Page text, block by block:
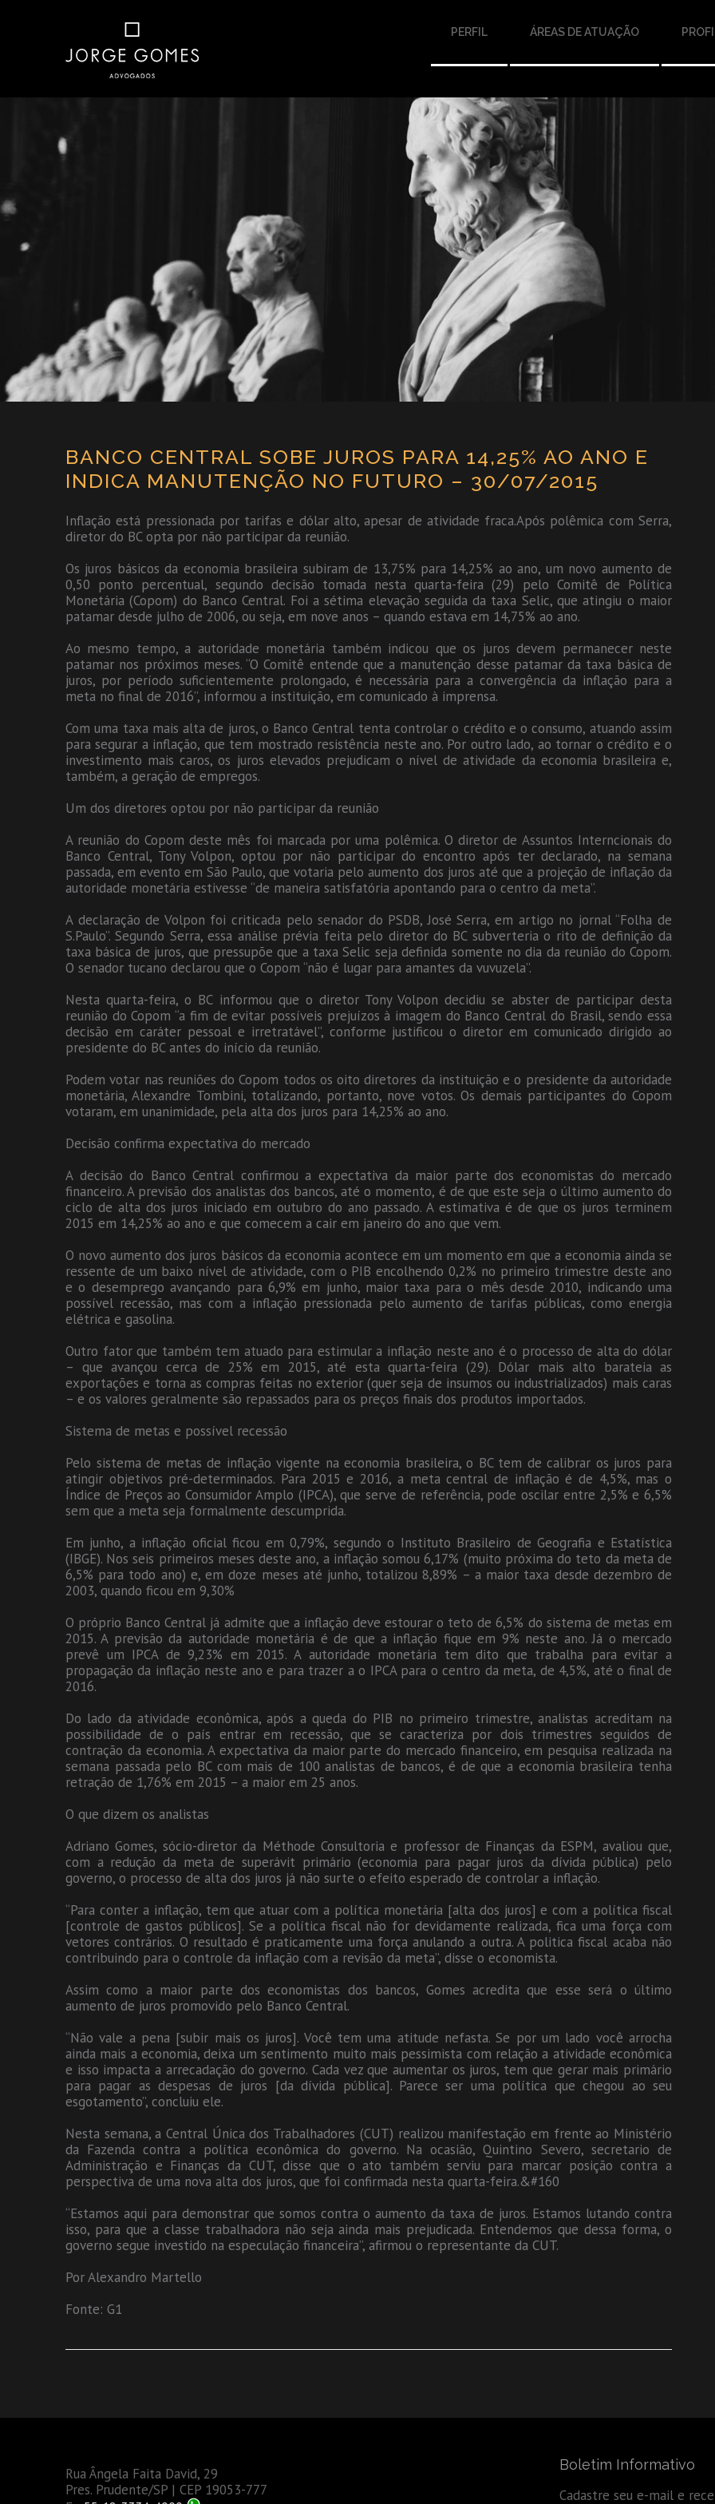
PERFIL ÁREAS DE ATUAÇÃO
BANCO CENTRAL SOBE JUROS PARA 14,25% AO ANO E
INDICA MANUTENÇÃO NO FUTURO – 30/07/2015
Inflação está pressionada por tarifas e dólar alto, apesar de atividade fraca.Após polêmica com Serra,
diretor do BC opta por não participar da reunião.
Os juros básicos da economia brasileira subiram de 13,75% para 14,25% ao ano, um novo aumento de
0,50 ponto percentual, segundo decisão tomada nesta quarta-feira (29) pelo Comitê de Política
Monetária (Copom) do Banco Central. Foi a sétima elevação seguida da taxa Selic, que atingiu o maior
patamar desde julho de 2006, ou seja, em nove anos – quando estava em 14,75% ao ano.
Ao mesmo tempo, a autoridade monetária também indicou que os juros devem permanecer neste
patamar nos próximos meses. “O Comitê entende que a manutenção desse patamar da taxa básica de
juros, por período suficientemente prolongado, é necessária para a convergência da inflação para a
meta no final de 2016”, informou a instituição, em comunicado à imprensa.
Com uma taxa mais alta de juros, o Banco Central tenta controlar o crédito e o consumo, atuando assim
para segurar a inflação, que tem mostrado resistência neste ano. Por outro lado, ao tornar o crédito e o
investimento mais caros, os juros elevados prejudicam o nível de atividade da economia brasileira e,
também, a geração de empregos.
Um dos diretores optou por não participar da reunião
A reunião do Copom deste mês foi marcada por uma polêmica. O diretor de Assuntos Interncionais do
Banco Central, Tony Volpon, optou por não participar do encontro após ter declarado, na semana
passada, em evento em São Paulo, que votaria pelo aumento dos juros até que a projeção de inflação da
autoridade monetária estivesse “de maneira satisfatória apontando para o centro da meta”.
A declaração de Volpon foi criticada pelo senador do PSDB, José Serra, em artigo no jornal “Folha de
S.Paulo”. Segundo Serra, essa análise prévia feita pelo diretor do BC subverteria o rito de definição da
taxa básica de juros, que pressupõe que a taxa Selic seja definida somente no dia da reunião do Copom.
O senador tucano declarou que o Copom “não é lugar para amantes da vuvuzela”.
Nesta quarta-feira, o BC informou que o diretor Tony Volpon decidiu se abster de participar desta
reunião do Copom “a fim de evitar possíveis prejuízos à imagem do Banco Central do Brasil, sendo essa
decisão em caráter pessoal e irretratável”, conforme justificou o diretor em comunicado dirigido ao
presidente do BC antes do início da reunião.
Podem votar nas reuniões do Copom todos os oito diretores da instituição e o presidente da autoridade
monetária, Alexandre Tombini, totalizando, portanto, nove votos. Os demais participantes do Copom
votaram, em unanimidade, pela alta dos juros para 14,25% ao ano.
Decisão confirma expectativa do mercado
A decisão do Banco Central confirmou a expectativa da maior parte dos economistas do mercado
financeiro. A previsão dos analistas dos bancos, até o momento, é de que este seja o último aumento do
ciclo de alta dos juros iniciado em outubro do ano passado. A estimativa é de que os juros terminem
2015 em 14,25% ao ano e que comecem a cair em janeiro do ano que vem.
O novo aumento dos juros básicos da economia acontece em um momento em que a economia ainda se
ressente de um baixo nível de atividade, com o PIB encolhendo 0,2% no primeiro trimestre deste ano
e o desemprego avançando para 6,9% em junho, maior taxa para o mês desde 2010, indicando uma
possível recessão, mas com a inflação pressionada pelo aumento de tarifas públicas, como energia
elétrica e gasolina.
Outro fator que também tem atuado para estimular a inflação neste ano é o processo de alta do dólar
– que avançou cerca de 25% em 2015, até esta quarta-feira (29). Dólar mais alto barateia as
exportações e torna as compras feitas no exterior (quer seja de insumos ou industrializados) mais caras
– e os valores geralmente são repassados para os preços finais dos produtos importados.
Sistema de metas e possível recessão
Pelo sistema de metas de inflação vigente na economia brasileira, o BC tem de calibrar os juros para
atingir objetivos pré-determinados. Para 2015 e 2016, a meta central de inflação é de 4,5%, mas o
Índice de Preços ao Consumidor Amplo (IPCA), que serve de referência, pode oscilar entre 2,5% e 6,5%
sem que a meta seja formalmente descumprida.
Em junho, a inflação oficial ficou em 0,79%, segundo o Instituto Brasileiro de Geografia e Estatística
(IBGE). Nos seis primeiros meses deste ano, a inflação somou 6,17% (muito próxima do teto da meta de
6,5% para todo ano) e, em doze meses até junho, totalizou 8,89% – a maior taxa desde dezembro de
2003, quando ficou em 9,30%
O próprio Banco Central já admite que a inflação deve estourar o teto de 6,5% do sistema de metas em
2015. A previsão da autoridade monetária é de que a inflação fique em 9% neste ano. Já o mercado
prevê um IPCA de 9,23% em 2015. A autoridade monetária tem dito que trabalha para evitar a
propagação da inflação neste ano e para trazer a o IPCA para o centro da meta, de 4,5%, até o final de
2016.
Do lado da atividade econômica, após a queda do PIB no primeiro trimestre, analistas acreditam na
possibilidade de o país entrar em recessão, que se caracteriza por dois trimestres seguidos de
contração da economia. A expectativa da maior parte do mercado financeiro, em pesquisa realizada na
semana passada pelo BC com mais de 100 analistas de bancos, é de que a economia brasileira tenha
retração de 1,76% em 2015 – a maior em 25 anos.
O que dizem os analistas
Adriano Gomes, sócio-diretor da Méthode Consultoria e professor de Finanças da ESPM, avaliou que,
com a redução da meta de superávit primário (economia para pagar juros da dívida pública) pelo
governo, o processo de alta dos juros já não surte o efeito esperado de controlar a inflação.
“Para conter a inflação, tem que atuar com a política monetária [alta dos juros] e com a política fiscal
[controle de gastos públicos]. Se a política fiscal não for devidamente realizada, fica uma força com
vetores contrários. O resultado é praticamente uma força anulando a outra. A politica fiscal acaba não
contribuindo para o controle da inflação com a revisão da meta”, disse o economista.
Assim como a maior parte dos economistas dos bancos, Gomes acredita que esse será o último
aumento de juros promovido pelo Banco Central.
“Não vale a pena [subir mais os juros]. Você tem uma atitude nefasta. Se por um lado você arrocha
ainda mais a economia, deixa um sentimento muito mais pessimista com relação a atividade econômica
e isso impacta a arrecadação do governo. Cada vez que aumentar os juros, tem que gerar mais primário
para pagar as despesas de juros [da dívida pública]. Parece ser uma política que chegou ao seu
esgotamento”, concluiu ele.
Nesta semana, a Central Única dos Trabalhadores (CUT) realizou manifestação em frente ao Ministério
da Fazenda contra a política econômica do governo. Na ocasião, Quintino Severo, secretario de
Administração e Finanças da CUT, disse que o ato também serviu para marcar posição contra a
perspectiva de uma nova alta dos juros, que foi confirmada nesta quarta-feira.&#160
“Estamos aqui para demonstrar que somos contra o aumento da taxa de juros. Estamos lutando contra
isso, para que a classe trabalhadora não seja ainda mais prejudicada. Entendemos que dessa forma, o
governo segue investido na especulação financeira”, afirmou o representante da CUT.
Por Alexandro Martello
Fonte: G1
Rua Ângela Faita David, 29
Pres. Prudente/SP | CEP 19053-777
Boletim Informativo
Cadastre seu e-mail e